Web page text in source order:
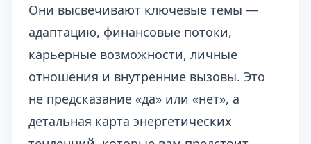
Они высвечивают ключевые темы —
адаптацию, финансовые потоки,
карьерные возможности, личные
отношения и внутренние вызовы. Это
не предсказание «да» или «нет», а
детальная карта энергетических